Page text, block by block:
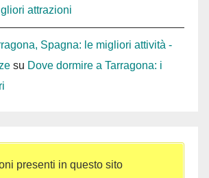
attrazioni
Spagna: le migliori attività -
su Dove dormire a Tarragona: i
presenti in questo sito